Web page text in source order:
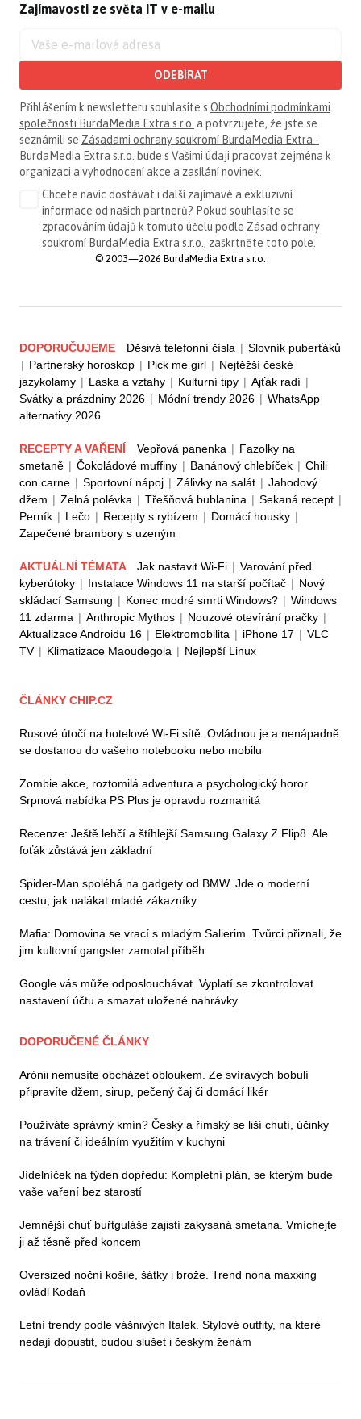
Zajímavosti ze světa IT v e-mailu
ODEBÍRAT
Přihlášením k newsletteru souhlasíte s Obchodními podmínkami
společnosti BurdaMedia Extra s.r.o. a potvrzujete, že jste se
seznámili se Zásadami ochrany soukromí BurdaMedia Extra -
BurdaMedia Extra s.r.o. bude s Vašimi údaji pracovat zejména k
organizaci a vyhodnocení akce a zasílání novinek.
Chcete navíc dostávat i další zajímavé a exkluzivní
informace od našich partnerů? Pokud souhlasíte se
zpracováním údajů k tomuto účelu podle Zásad ochrany
soukromí BurdaMedia Extra s.r.o. , zaškrtněte toto pole.
© 2003—2026 BurdaMedia Extra s.r.o.
DOPORUČUJEME Děsivá telefonní čísla | Slovník puberťáků
| Partnerský horoskop | Pick me girl | Nejtěžší české
jazykolamy | Láska a vztahy | Kulturní tipy | Ajťák radí |
Svátky a prázdniny 2026 | Módní trendy 2026 | WhatsApp
alternativy 2026
RECEPTY A VAŘENÍ Vepřová panenka | Fazolky na
smetaně | Čokoládové muffiny | Banánový chlebíček | Chili
con carne | Sportovní nápoj | Zálivky na salát | Jahodový
džem | Zelná polévka | Třešňová bublanina | Sekaná recept |
Perník | Lečo | Recepty s rybízem | Domácí housky |
Zapečené brambory s uzeným
AKTUÁLNÍ TÉMATA Jak nastavit Wi-Fi | Varování před
kyberútoky | Instalace Windows 11 na starší počítač | Nový
skládací Samsung | Konec modré smrti Windows? | Windows
11 zdarma | Anthropic Mythos | Nouzové otevírání pračky |
Aktualizace Androidu 16 | Elektromobilita | iPhone 17 | VLC
TV | Klimatizace Maoudegola | Nejlepší Linux
ČLÁNKY CHIP.CZ
Rusové útočí na hotelové Wi-Fi sítě. Ovládnou je a nenápadně
se dostanou do vašeho notebooku nebo mobilu
Zombie akce, roztomilá adventura a psychologický horor.
Srpnová nabídka PS Plus je opravdu rozmanitá
Recenze: Ještě lehčí a štíhlejší Samsung Galaxy Z Flip8. Ale
foťák zůstává jen základní
Spider-Man spoléhá na gadgety od BMW. Jde o moderní
cestu, jak nalákat mladé zákazníky
Mafia: Domovina se vrací s mladým Salierim. Tvůrci přiznali, že
jim kultovní gangster zamotal příběh
Google vás může odposlouchávat. Vyplatí se zkontrolovat
nastavení účtu a smazat uložené nahrávky
DOPORUČENÉ ČLÁNKY
Arónii nemusíte obcházet obloukem. Ze svíravých bobulí
připravíte džem, sirup, pečený čaj či domácí likér
Používáte správný kmín? Český a římský se liší chutí, účinky
na trávení či ideálním využitím v kuchyni
Jídelníček na týden dopředu: Kompletní plán, se kterým bude
vaše vaření bez starostí
Jemnější chuť buřtguláše zajistí zakysaná smetana. Vmíchejte
ji až těsně před koncem
Oversized noční košile, šátky i brože. Trend nona maxxing
ovládl Kodaň
Letní trendy podle vášnivých Italek. Stylové outfity, na které
nedají dopustit, budou slušet i českým ženám